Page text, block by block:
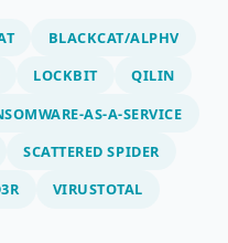
BLACKCAT/ALPHV
LOCKBIT
QILIN
AS-A-SERVICE
SCATTERED SPIDER
VIRUSTOTAL